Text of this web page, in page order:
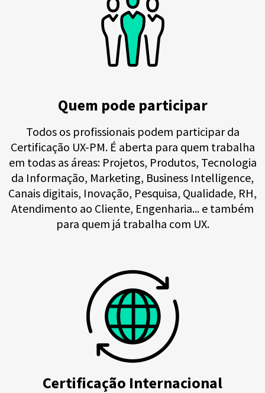
Quem pode participar
Todos os profissionais podem participar da
Certificação UX-PM. É aberta para quem trabalha
em todas as áreas: Projetos, Produtos, Tecnologia
da Informação, Marketing, Business Intelligence,
Canais digitais, Inovação, Pesquisa, Qualidade, RH,
Atendimento ao Cliente, Engenharia... e também
para quem já trabalha com UX.
Certificação Internacional